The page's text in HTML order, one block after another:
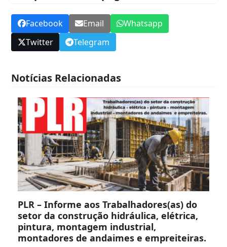
Facebook Email
Whatsapp
Twitter
Telegram
Notícias Relacionadas
PLR – Informe aos Trabalhadores(as) do
setor da construção hidráulica, elétrica,
pintura, montagem industrial,
montadores de andaimes e empreiteiras.